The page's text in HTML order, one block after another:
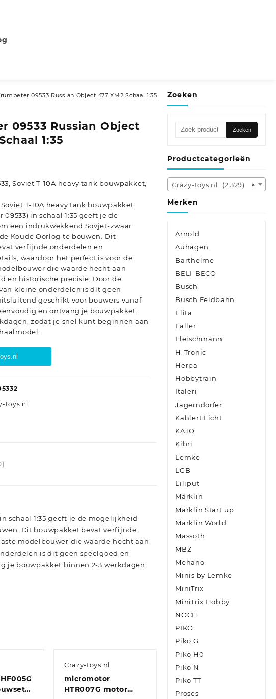
09533 Russian Object 477 XM2 Schaal 1:35
09533 Russian Object
1:35
Soviet T-10A heavy tank bouwpakket,
T-10A heavy tank bouwpakket
in schaal 1:35 geeft je de
een indrukwekkend Sovjet-zwaar
Koude Oorlog te bouwen. Dit
verfijnde onderdelen en
waardoor het perfect is voor de
die waarde hecht aan
en historische precisie. Door de
kleine onderdelen is dit geen
geschikt voor bouwers vanaf
en ontvang je bouwpakket
zodat je snel kunt beginnen aan
toys.nl
schaal 1:35 geeft je de mogelijkheid
Dit bouwpakket bevat verfijnde
modelbouwer die waarde hecht aan
is dit geen speelgoed en
je bouwpakket binnen 2-3 werkdagen,
Crazy-toys.nl
micromotor
HTR007G motor
Zoeken
Zoeken
Zoeken
Productcategorieën
×
Crazy-toys.nl (2.329)
Merken
Arnold
Auhagen
Barthelme
BELI-BECO
Busch
Busch Feldbahn
Elita
Faller
Fleischmann
H-Tronic
Herpa
Hobbytrain
Italeri
Jägerndorfer
Kahlert Licht
KATO
Kibri
Lemke
LGB
Liliput
Märklin
Märklin Start up
Märklin World
Massoth
MBZ
Mehano
Minis by Lemke
MiniTrix
MiniTrix Hobby
NOCH
PIKO
Piko G
Piko H0
Piko N
Piko TT
Proses